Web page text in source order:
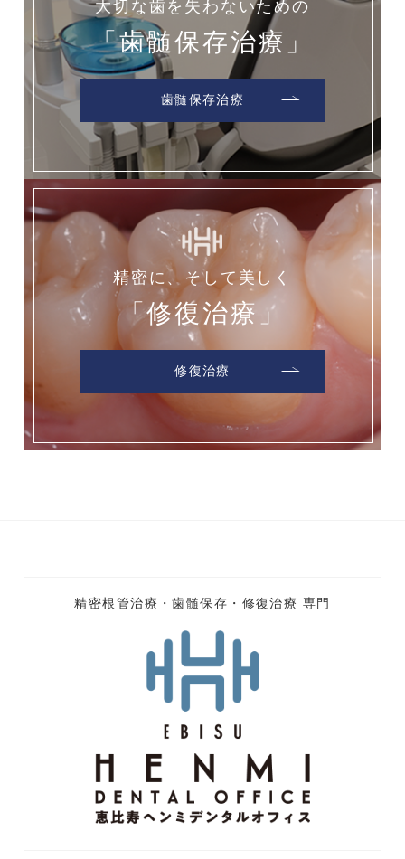
大切な歯を失わないための
「歯髄保存治療」
歯髄保存治療
精密に、そして美しく
「修復治療」
修復治療
精密根管治療・歯髄保存・修復治療 専門